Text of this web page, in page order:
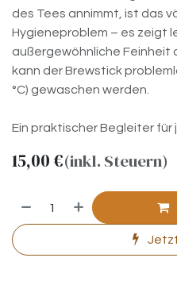
des Tees annimmt, ist das
Hygieneproblem – es zeigt
außergewöhnliche Feinheit
kann der Brewstick
°C) gewaschen werden.
Ein praktischer Begleiter für
15,00 €(inkl. Steuern)